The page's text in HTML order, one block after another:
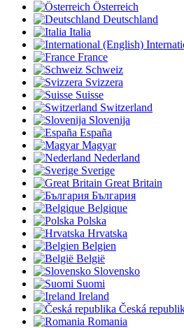
Österreich
Deutschland
Italia
France
Schweiz
Svizzera
Suisse
Switzerland
Slovenija
España
Magyar
Nederland
Sverige
Great Britain
България
Belgique
Polska
Hrvatska
Belgien
België
Slovensko
Suomi
Ireland
Česká
Romania